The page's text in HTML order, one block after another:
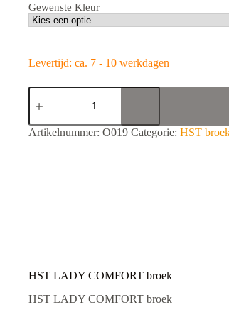
Gewenste Kleur
Levertijd: ca. 7 - 10 werkdagen
HST
LADY
broek
aantal
A
:
Artikelnummer: O019 Categorie: HST
HST LADY COMFORT broek
HST LADY COMFORT broek